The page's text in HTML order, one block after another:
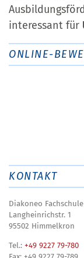
interessant für
ONLINE-
KONTAKT
Diakoneo
Langheinrichstr. 1
95502 Himmelkron
Tel.: +49 9227 79-780